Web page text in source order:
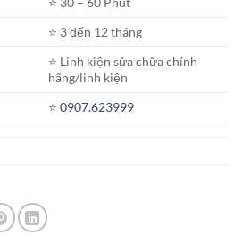
⭐️ 3 đến 12 tháng
⭐️ Linh kiện sửa chữa chính
hãng/linh kiện
⭐️0907.623999